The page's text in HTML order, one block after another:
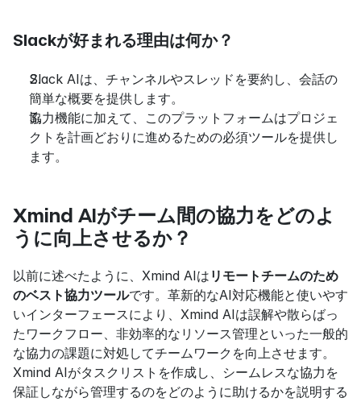
Slackが好まれる理由は何か？
Slack AIは、チャンネルやスレッドを要約し、会話の
簡単な概要を提供します。
協力機能に加えて、このプラットフォームはプロジェ
クトを計画どおりに進めるための必須ツールを提供し
ます。
Xmind AIがチーム間の協力をどのよ
うに向上させるか？
以前に述べたように、Xmind AIは リモートチームのため
のベスト協力ツールです。革新的なAI対応機能と使いやす
いインターフェースにより、Xmind AIは誤解や散らばっ
たワークフロー、非効率的なリソース管理といった一般的
な協力の課題に対処してチームワークを向上させます。
Xmind AIがタスクリストを作成し、シームレスな協力を
保証しながら管理するのをどのように助けるかを説明する